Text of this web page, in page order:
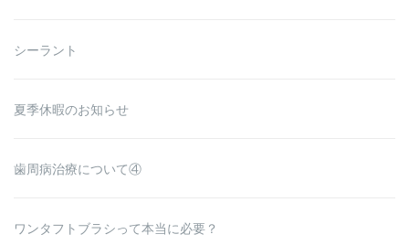
シーラント
夏季休暇のお知らせ
歯周病治療について④
ワンタフトブラシって本当に必要？